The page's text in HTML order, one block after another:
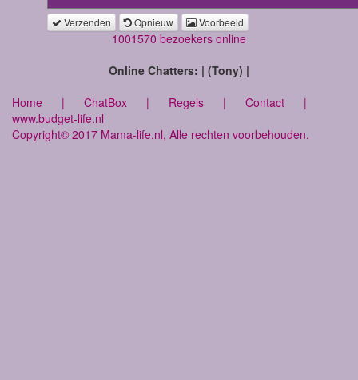
Verzenden Opnieuw Voorbeeld
1001570 bezoekers online
Online Chatters: | (Tony) |
Home | ChatBox | Regels | Contact |
www.budget-life.nl
Copyright© 2017 Mama-life.nl, Alle rechten voorbehouden.